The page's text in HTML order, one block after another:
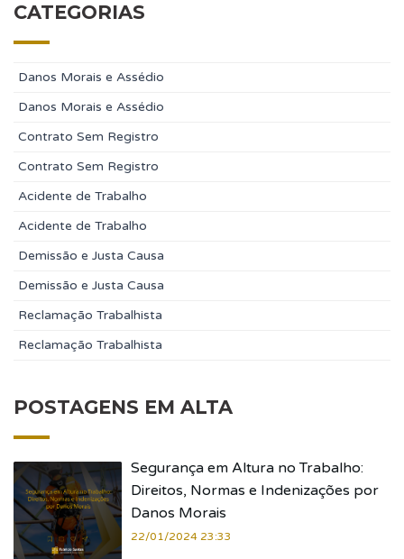
CATEGORIAS
Danos Morais e Assédio
Danos Morais e Assédio
Contrato Sem Registro
Contrato Sem Registro
Acidente de Trabalho
Acidente de Trabalho
Demissão e Justa Causa
Demissão e Justa Causa
Reclamação Trabalhista
Reclamação Trabalhista
POSTAGENS EM ALTA
Segurança em Altura no Trabalho:
Direitos, Normas e Indenizações por
Danos Morais
22/01/2024 23:33